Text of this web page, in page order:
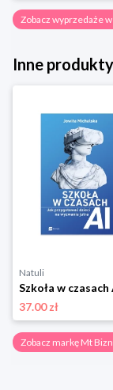
Zobacz wyprzedaże
Inne
Natuli
37.00 zł
Zobacz markę Mt